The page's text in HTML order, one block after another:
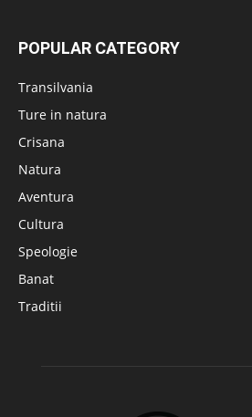
POPULAR CATEGORY
Transilvania
Ture in natura
Crisana
Natura
Aventura
Cultura
Speologie
Banat
Traditii